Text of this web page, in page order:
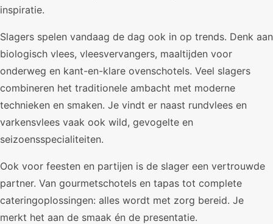
inspiratie.
Slagers spelen vandaag de dag ook in op trends. Denk aan
biologisch vlees, vleesvervangers, maaltijden voor
onderweg en kant-en-klare ovenschotels. Veel slagers
combineren het traditionele ambacht met moderne
technieken en smaken. Je vindt er naast rundvlees en
varkensvlees vaak ook wild, gevogelte en
seizoensspecialiteiten.
Ook voor feesten en partijen is de slager een vertrouwde
partner. Van gourmetschotels en tapas tot complete
cateringoplossingen: alles wordt met zorg bereid. Je
merkt het aan de smaak én de presentatie.